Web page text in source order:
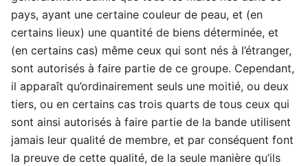
pays, ayant une certaine couleur de peau, et (en
certains lieux) une quantité de biens déterminée, et
(en certains cas) même ceux qui sont nés à l’étranger,
sont autorisés à faire partie de ce groupe. Cependant,
il apparaît qu’ordinairement seuls une moitié, ou deux
tiers, ou en certains cas trois quarts de tous ceux qui
sont ainsi autorisés à faire partie de la bande utilisent
jamais leur qualité de membre, et par conséquent font
la preuve de cette qualité, de la seule manière qu’ils